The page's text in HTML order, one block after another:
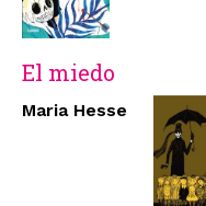
El miedo
Maria Hesse